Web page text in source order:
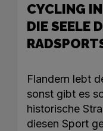
CYCLING
DIE SEELE
Flandern lebt
sonst gibt es
historische
diesen Sport